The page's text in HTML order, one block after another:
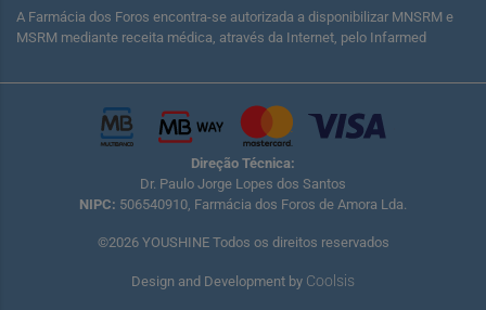
A Farmácia dos Foros encontra-se autorizada a disponibilizar MNSRM e
MSRM mediante receita médica, através da Internet, pelo Infarmed
Direção Técnica:
Dr. Paulo Jorge Lopes dos Santos
NIPC: 506540910, Farmácia dos Foros de Amora Lda.
©2026 YOUSHINE Todos os direitos reservados
Design and Development by Coolsis